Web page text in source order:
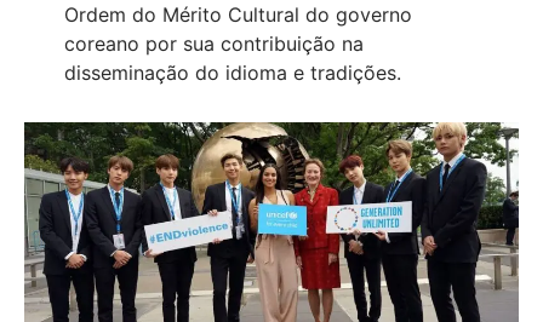
Ordem do Mérito Cultural do governo
coreano por sua contribuição na
disseminação do idioma e tradições.